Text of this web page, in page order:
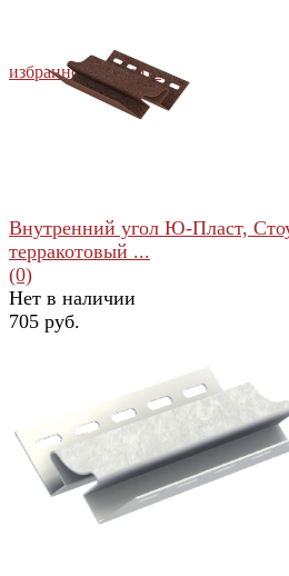
избранное сравнить
избранное сравнить
Внутренний угол Ю-Пласт,
терракотовый ...
(0)
Нет в наличии
705 руб.